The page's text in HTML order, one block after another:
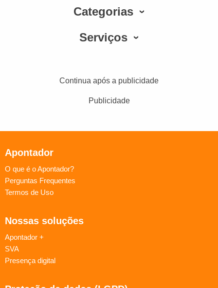
Categorias
Serviços
Continua após a publicidade
Publicidade
Apontador
O que é o Apontador?
Perguntas Frequentes
Termos de Uso
Nossas soluções
Apontador +
SVA
Presença digital